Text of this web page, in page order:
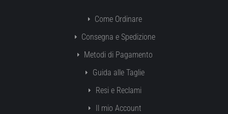
Come Ordinare
Consegna e Spedizione
Metodi di Pagamento
Guida alle Taglie
Resi e Reclami
Il mio Account